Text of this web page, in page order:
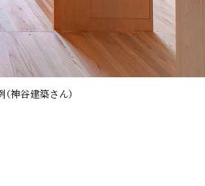
神谷建築さん）